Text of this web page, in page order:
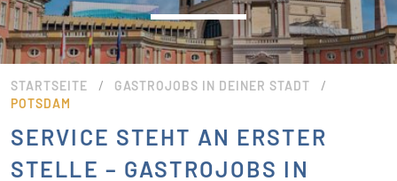
STARTSEITE / GASTROJOBS IN DEINER STADT /
POTSDAM
SERVICE STEHT AN ERSTER
STELLE – GASTROJOBS IN